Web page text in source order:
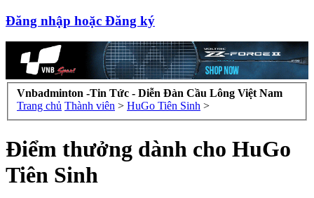
Đăng nhập hoặc Đăng ký
Vnbadminton -Tin Tức - Diễn Đàn Cầu Lông Việt Nam
Trang chủ Thành viên > HuGo Tiên Sinh >
Điểm thưởng dành cho HuGo
Tiên Sinh